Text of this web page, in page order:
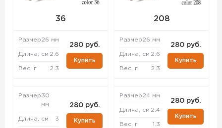
36
Размер26 мм
Длина, см 2.6
Вес, г 2.3
280 руб.
Купить
Размер30
мм
Длина, см 3
280 руб.
Купить
208
Размер26 мм
Длина, см 2.6
Вес, г 2.3
280 руб.
Купить
Размер24 мм
Длина, см 2.4
Вес, г 1.3
280 руб.
Купить